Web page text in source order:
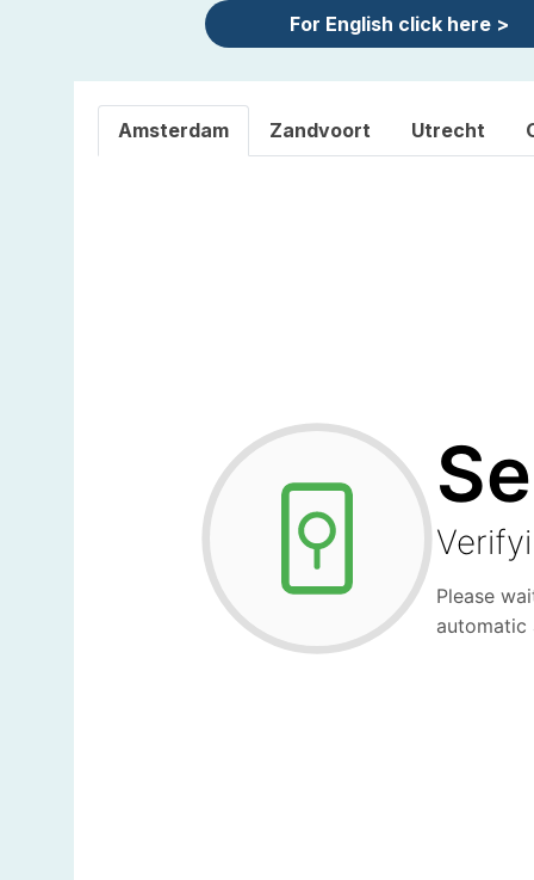
For English click here >
Amsterdam Zandvoort Utrecht